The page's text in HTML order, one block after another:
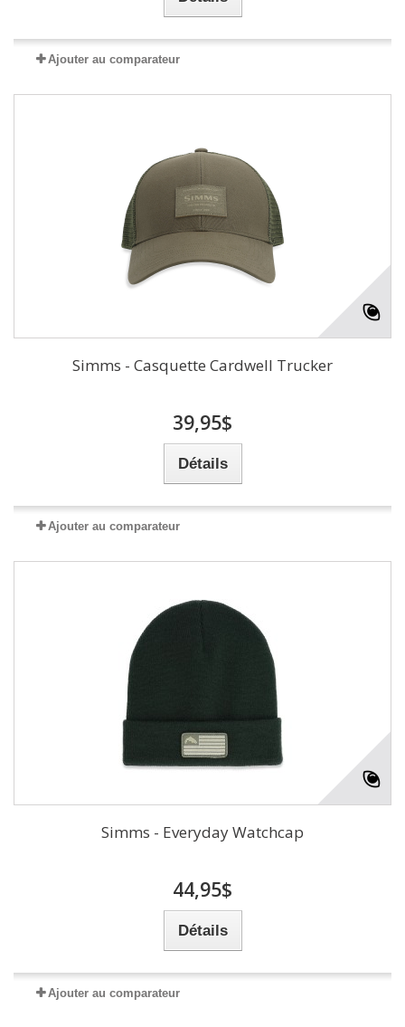
Ajouter au comparateur
Simms - Casquette Cardwell Trucker
39,95$
Détails
Ajouter au comparateur
Simms - Everyday Watchcap
44,95$
Détails
Ajouter au comparateur